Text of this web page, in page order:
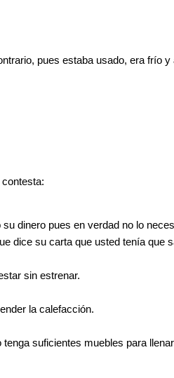
pues estaba usado, era frío y
dinero pues en verdad no lo
dice su carta que usted tenía que
sin estrenar.
la calefacción.
suficientes muebles para llenar